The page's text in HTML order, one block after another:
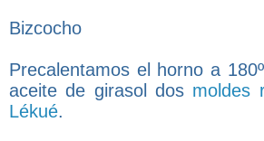
Bizcocho
Precalentamos el horno a
aceite de girasol dos moldes
Lékué.